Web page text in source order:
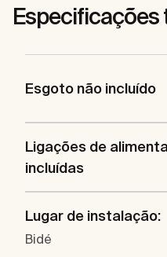
Especificações
Esgoto não incluído
Ligações de
incluídas
Lugar de instalação:
Bidé